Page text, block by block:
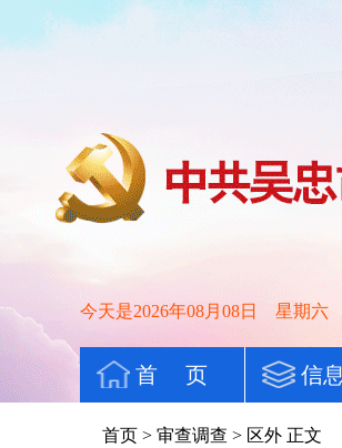
今天是2026年08月08日 星期六
首 页 信
首页 > 审查调查 > 区外 正文